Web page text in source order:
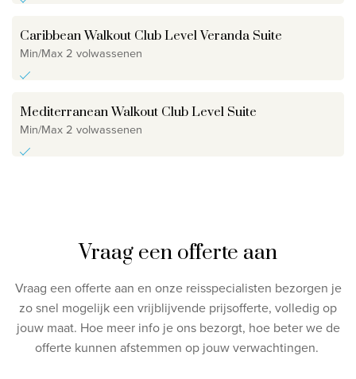
Caribbean Walkout Club Level Veranda Suite
Min/Max 2 volwassenen
Mediterranean Walkout Club Level Suite
Min/Max 2 volwassenen
Vraag een offerte aan
Vraag een offerte aan en onze reisspecialisten bezorgen je
zo snel mogelijk een vrijblijvende prijsofferte, volledig op
jouw maat. Hoe meer info je ons bezorgt, hoe beter we de
offerte kunnen afstemmen op jouw verwachtingen.